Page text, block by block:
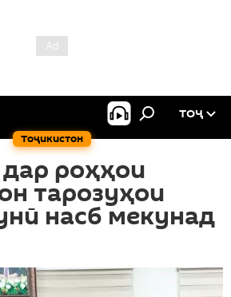
Тоҷикистон
ТОҶ
роҳҳои
тарозуҳои
насб мекунад